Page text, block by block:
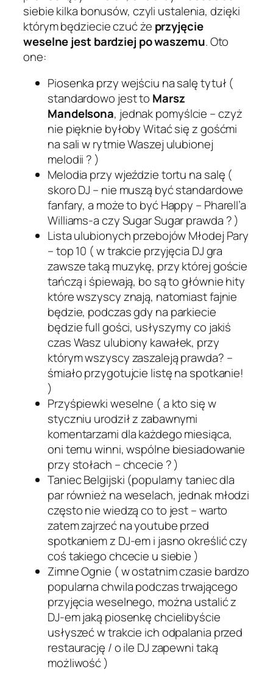
siebie kilka bonusów, czyli ustalenia, dzięki
którym będziecie czuć że przyjęcie
weselne jest bardziej po waszemu. Oto
one:
Piosenka przy wejściu na salę tytuł (
standardowo jest to Marsz
Mandelsona, jednak pomyślcie – czyż
nie pięknie byłoby Witać się z gośćmi
na sali w rytmie Waszej ulubionej
melodii ? )
Melodia przy wjeździe tortu na salę (
skoro DJ – nie muszą być standardowe
fanfary, a może to być Happy – Pharell’a
Williams-a czy Sugar Sugar prawda ? )
Lista ulubionych przebojów Młodej Pary
– top 10 ( w trakcie przyjęcia DJ gra
zawsze taką muzykę, przy której goście
tańczą i śpiewają, bo są to głównie hity
które wszyscy znają, natomiast fajnie
będzie, podczas gdy na parkiecie
będzie full gości, usłyszymy co jakiś
czas Wasz ulubiony kawałek, przy
którym wszyscy zaszaleją prawda? –
śmiało przygotujcie listę na spotkanie!
)
Przyśpiewki weselne ( a kto się w
styczniu urodził z zabawnymi
komentarzami dla każdego miesiąca,
oni temu winni, wspólne biesiadowanie
przy stołach – chcecie ? )
Taniec Belgijski (popularny taniec dla
par również na weselach, jednak młodzi
często nie wiedzą co to jest – warto
zatem zajrzeć na youtube przed
spotkaniem z DJ-em i jasno określić czy
coś takiego chcecie u siebie )
Zimne Ognie ( w ostatnim czasie bardzo
popularna chwila podczas trwającego
przyjęcia weselnego, można ustalić z
DJ-em jaką piosenkę chcielibyście
usłyszeć w trakcie ich odpalania przed
restaurację / o ile DJ zapewni taką
możliwość )